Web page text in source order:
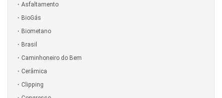
Asfaltamento
BioGás
Biometano
Brasil
Caminhoneiro do Bem
Cerâmica
Clipping